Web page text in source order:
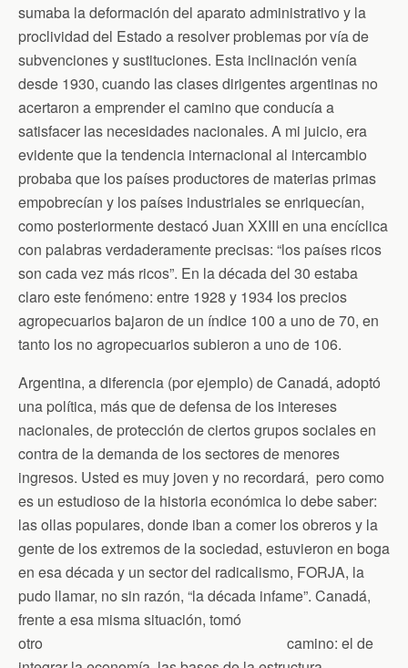
sumaba la deformación del aparato administrativo y la
proclividad del Estado a resolver problemas por vía de
subvenciones y sustituciones. Esta inclinación venía
desde 1930, cuando las clases dirigentes argentinas no
acertaron a emprender el camino que conducía a
satisfacer las necesidades nacionales. A mi juicio, era
evidente que la tendencia internacional al intercambio
probaba que los países productores de materias primas
empobrecían y los países industriales se enriquecían,
como posteriormente destacó Juan XXIII en una encíclica
con palabras verdaderamente precisas: “los países ricos
son cada vez más ricos”. En la década del 30 estaba
claro este fenómeno: entre 1928 y 1934 los precios
agropecuarios bajaron de un índice 100 a uno de 70, en
tanto los no agropecuarios subieron a uno de 106.
Argentina, a diferencia (por ejemplo) de Canadá, adoptó
una política, más que de defensa de los intereses
nacionales, de protección de ciertos grupos sociales en
contra de la demanda de los sectores de menores
ingresos. Usted es muy joven y no recordará, pero como
es un estudioso de la historia económica lo debe saber:
las ollas populares, donde iban a comer los obreros y la
gente de los extremos de la sociedad, estuvieron en boga
en esa década y un sector del radicalismo, FORJA, la
pudo llamar, no sin razón, “la década infame”. Canadá,
frente a esa misma situación, tomó
otro camino: el de